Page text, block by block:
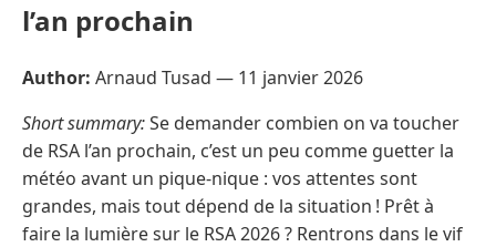
l’an prochain
Author: Arnaud Tusad — 11 janvier 2026
Short summary:Se demander combien on va toucher
de RSA l’an prochain, c’est un peu comme guetter la
météo avant un pique-nique : vos attentes sont
grandes, mais tout dépend de la situation ! Prêt à
faire la lumière sur le RSA 2026 ? Rentrons dans le vif